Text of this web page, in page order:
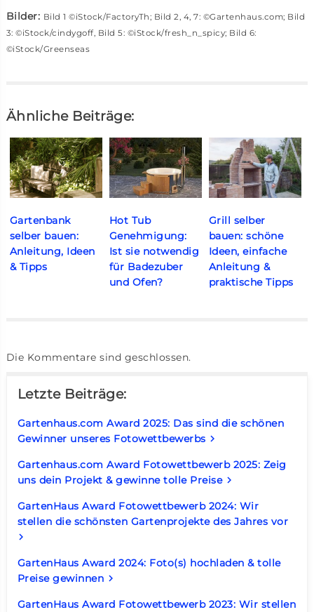
Bilder: Bild 1 ©iStock/FactoryTh; Bild 2, 4, 7: ©Gartenhaus.com; Bild
3: ©iStock/cindygoff, Bild 5: ©iStock/fresh_n_spicy; Bild 6:
©iStock/Greenseas
Ähnliche Beiträge:
Gartenbank
selber bauen:
Anleitung, Ideen
& Tipps
Hot Tub
Genehmigung:
Ist sie notwendig
für Badezuber
und Ofen?
Grill selber
bauen: schöne
Ideen, einfache
Anleitung &
praktische Tipps
Die Kommentare sind geschlossen.
Letzte Beiträge:
Gartenhaus.com Award 2025: Das sind die schönen
Gewinner unseres Fotowettbewerbs keyboard_arrow_right
Gartenhaus.com Award Fotowettbewerb 2025: Zeig
uns dein Projekt & gewinne tolle Preisekeyboard_arrow_right
GartenHaus Award Fotowettbewerb 2024: Wir
stellen die schönsten Gartenprojekte des Jahres vor
keyboard_arrow_right
GartenHaus Award 2024: Foto(s) hochladen & tolle
Preise gewinnen keyboard_arrow_right
GartenHaus Award Fotowettbewerb 2023: Wir stellen